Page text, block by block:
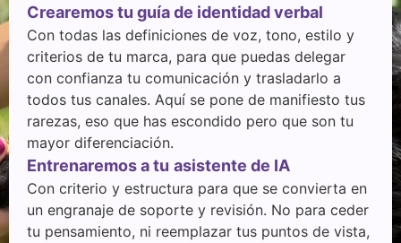
Crearemos tu guía de identidad verbal
Con todas las definiciones de voz, tono, estilo y
criterios de tu marca, para que puedas delegar
con confianza tu comunicación y trasladarlo a
todos tus canales. Aquí se pone de manifiesto tus
rarezas, eso que has escondido pero que son tu
mayor diferenciación.
Entrenaremos a tu asistente de IA
Con criterio y estructura para que se convierta en
un engranaje de soporte y revisión. No para ceder
tu pensamiento, ni reemplazar tus puntos de vista,